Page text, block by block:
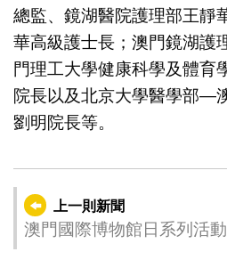
總監、鏡湖醫院護理部王靜
華高級護士長；澳門鏡湖護
門理工大學健康科學及體育
院長以及北京大學醫學部—
劉明院長等。
上一則新聞
澳門國際博物館日系列活